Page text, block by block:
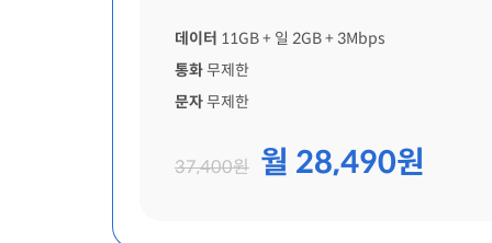
데이터 11GB+ 일 2GB+ 3Mbps
통화무제한
문자무제한
37,400원 월 28,490원